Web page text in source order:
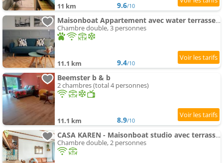
11 km 9.6/10
Maisonboat Appartement avec water terrasse, free bikes & fast wifi
Chambre double, 3 personnes
11.1 km 9.4/10
Beemster b & b
2 chambres (total 4 personnes)
11.1 km 8.9/10
CASA KAREN - Maisonboat studio avec terrasse privée
Chambre double, 2 personnes